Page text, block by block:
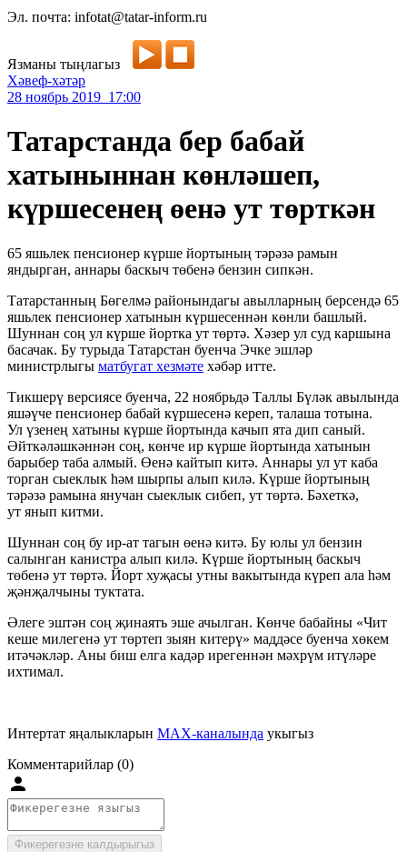
Эл. почта: infotat@tatar-inform.ru
Язманы тыңлагыз
Хәвеф-хәтәр
28 ноябрь 2019 17:00
Татарстанда бер бабай
хатыныннан көнләшеп,
күршесенең өенә ут төрткән
65 яшьлек пенсионер күрше йортының тәрәзә рамын
яндырган, аннары баскыч төбенә бензин сипкән.
Татарстанның Бөгелмә районындагы авылларның берсендә 65
яшьлек пенсионер хатынын күршесеннән көнли башлый.
Шуннан соң ул күрше йортка ут төртә. Хәзер ул суд каршына
басачак. Бу турыда Татарстан буенча Эчке эшләр
министрлыгы матбугат хезмәте хәбәр итте.
Тикшерү версиясе буенча, 22 ноябрьдә Таллы Бүләк авылында
яшәүче пенсионер бабай күршесенә кереп, талаша тотына.
Ул үзенең хатыны күрше йортында качып ята дип саный.
Әйткәләшкәннән соң, көнче ир күрше йортында хатынын
барыбер таба алмый. Өенә кайтып китә. Аннары ул ут каба
торган сыеклык һәм шырпы алып килә. Күрше йортының
тәрәзә рамына янучан сыеклык сибеп, ут төртә. Бәхеткә,
ут янып китми.
Шуннан соң бу ир-ат тагын өенә китә. Бу юлы ул бензин
салынган канистра алып килә. Күрше йортының баскыч
төбенә ут төртә. Йорт хуҗасы утны вакытында күреп ала һәм
җәнҗалчыны туктата.
Әлеге эштән соң җинаять эше ачылган. Көнче бабайны «Чит
кеше милегенә ут төртеп зыян китерү» маддәсе буенча хөкем
итәчәкләр. Аны биш елга кадәр ирегеннән мәхрүм итүләре
ихтимал.
Интертат яңалыкларын MAX-каналында укыгыз
Комментарийлар (0)
Фикерегезне калдырыгыз